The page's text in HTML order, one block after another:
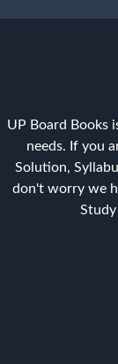
UP Board Books
needs. If you
Solution,
don't worry we